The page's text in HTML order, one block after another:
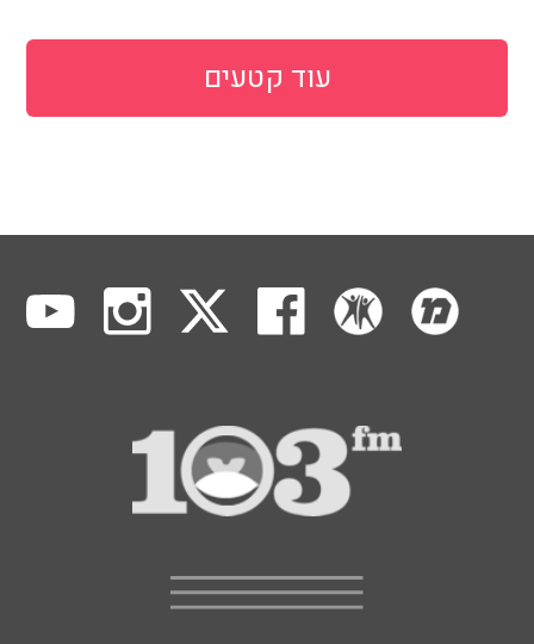
עוד קטעים